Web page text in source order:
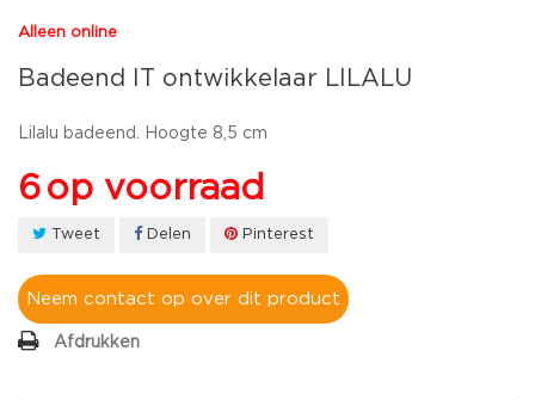
Alleen online
Badeend IT ontwikkelaar LILALU
Lilalu badeend. Hoogte 8,5 cm
6 op voorraad
Tweet Delen Pinterest
Neem contact op over dit product
Afdrukken